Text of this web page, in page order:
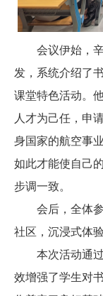
会议伊始，
发，系统介绍了
课堂特色活动。
人才为己任，申
身国家的航空事
如此才能使自己
步调一致。
会后，全体
社区，沉浸式体
本次活动通
效增强了学生对